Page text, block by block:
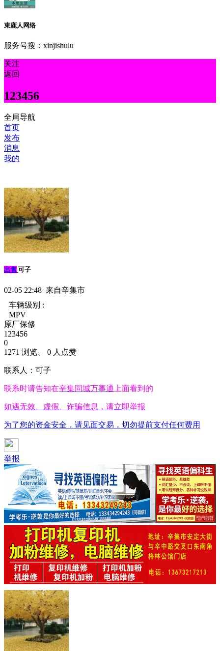
束鹿人网络
服务号搜：xinjishulu
关注
返回
123456
全局导航
首页
发布
消息
我的
出售 可子
02-05 22:48 来自辛集市
车辆级别 :
MPV
原厂保修
123456
0
1271 浏览、 0 人点赞
联系人：可子
联系时请告知在辛集同城万事通 上面看到的
如遇无效、虚假、诈骗信息，请立即举报
为了您的资金安全，请见面交易，切勿提前支付任何费用
举报